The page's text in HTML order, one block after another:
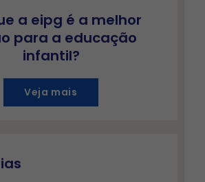
a eipg é a melhor
para a educação
infantil?
Veja mais